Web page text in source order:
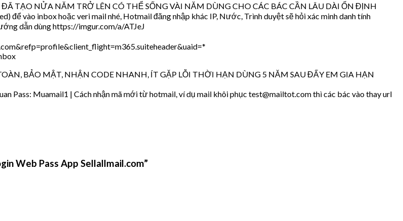
TẠO NỬA NĂM TRỞ LÊN CÓ THỂ SỐNG VÀI NĂM DÙNG CHO CÁC BÁC CẦN LÂU DÀI ỔN ĐỊNH
để vào inbox hoặc veri mail nhé, Hotmail đăng nhập khác IP, Nước, Trình duyệt sẽ hỏi xác minh danh tính
dẫn dùng https://imgur.com/a/ATJeJ
BẢO MẬT, NHẬN CODE NHANH, ÍT GẶP LỖI THỜI HẠN DÙNG 5 NĂM SAU ĐẤY EM GIA HẠN
Pass: Muamail1 | Cách nhận mã mới từ hotmail, ví dụ mail khôi phục test@mailtot.com thì các bác vào thay url
Web Pass App Sellallmail.com”